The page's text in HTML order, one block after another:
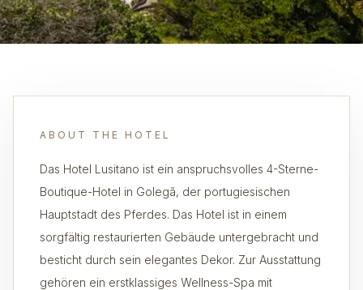
ABOUT THE HOTEL
Das Hotel Lusitano ist ein anspruchsvolles 4-Sterne-
Boutique-Hotel in Golegã, der portugiesischen
Hauptstadt des Pferdes. Das Hotel ist in einem
sorgfältig restaurierten Gebäude untergebracht und
besticht durch sein elegantes Dekor. Zur Ausstattung
gehören ein erstklassiges Wellness-Spa mit